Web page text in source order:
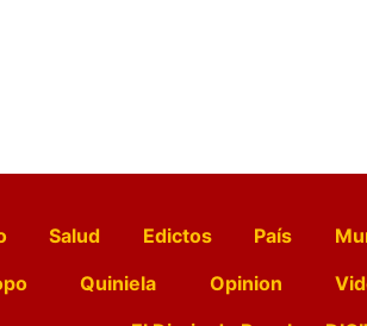
Salud Edictos País
Quiniela Opinion